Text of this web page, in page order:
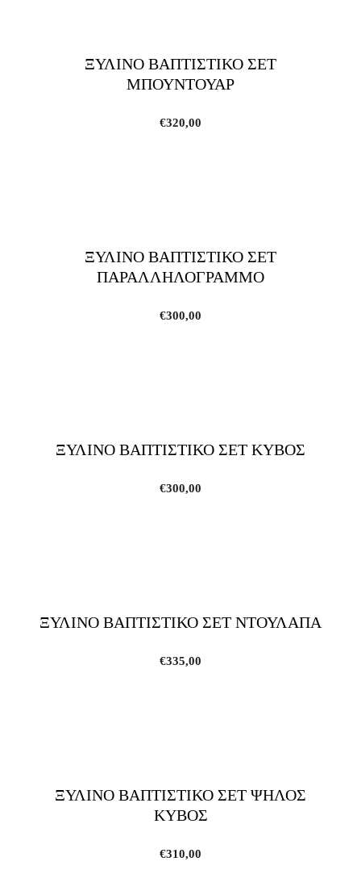
ΞΥΛΙΝΟ ΒΑΠΤΙΣΤΙΚΟ ΣΕΤ
ΜΠΟΥΝΤΟΥΑΡ
€320,00
ΞΥΛΙΝΟ ΒΑΠΤΙΣΤΙΚΟ ΣΕΤ
ΠΑΡΑΛΛΗΛΟΓΡΑΜΜΟ
€300,00
ΞΥΛΙΝΟ ΒΑΠΤΙΣΤΙΚΟ ΣΕΤ ΚΥΒΟΣ
€300,00
ΞΥΛΙΝΟ ΒΑΠΤΙΣΤΙΚΟ ΣΕΤ ΝΤΟΥΛΑΠΑ
€335,00
ΞΥΛΙΝΟ ΒΑΠΤΙΣΤΙΚΟ ΣΕΤ ΨΗΛΟΣ
ΚΥΒΟΣ
€310,00